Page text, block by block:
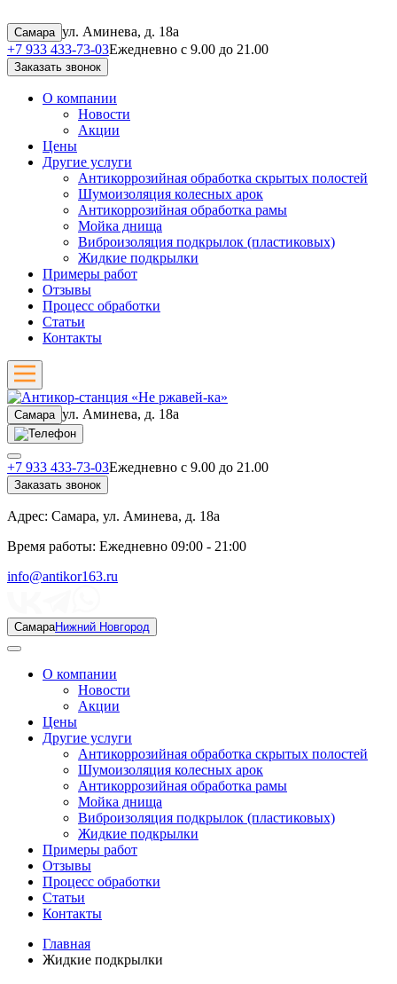
Самара ул. Аминева, д. 18а
+7 933 433-73-03Ежедневно с 9.00 до 21.00
Заказать звонок
О компании
Новости
Акции
Цены
Другие услуги
Антикоррозийная обработка скрытых полостей
Шумоизоляция колесных арок
Антикоррозийная обработка рамы
Мойка днища
Виброизоляция подкрылок (пластиковых)
Жидкие подкрылки
Примеры работ
Отзывы
Процесс обработки
Статьи
Контакты
Самара ул. Аминева, д. 18а
+7 933 433-73-03Ежедневно с 9.00 до 21.00
Заказать звонок
Адрес: Самара, ул. Аминева, д. 18а
Время работы: Ежедневно 09:00 - 21:00
info@antikor163.ru
СамараНижний Новгород
О компании
Новости
Акции
Цены
Другие услуги
Антикоррозийная обработка скрытых полостей
Шумоизоляция колесных арок
Антикоррозийная обработка рамы
Мойка днища
Виброизоляция подкрылок (пластиковых)
Жидкие подкрылки
Примеры работ
Отзывы
Процесс обработки
Статьи
Контакты
Главная
Жидкие подкрылки